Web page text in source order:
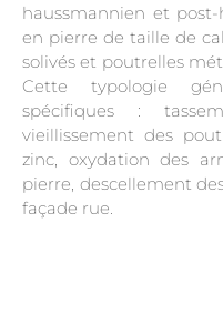
haussmannien et post-
en pierre de taille de
solivés et poutrelles
Cette typologie
spécifiques :
vieillissement des
zinc, oxydation des
pierre, descellement
façade rue.